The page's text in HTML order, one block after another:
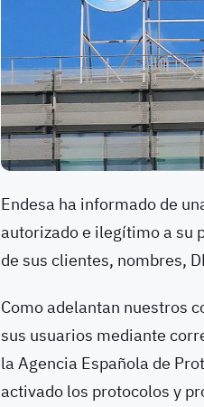
Endesa ha informado de
autorizado e ilegítimo a su
de sus clientes, nombres,
Como adelantan nuestros
sus usuarios mediante
la Agencia Española de
activado los protocolos y